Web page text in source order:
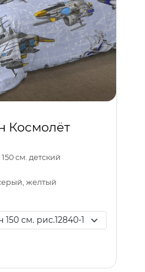
Космолёт
см. детский
желтый